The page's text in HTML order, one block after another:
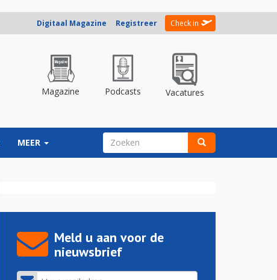
Digitaal Magazine Registreer Check in
Magazine Podcasts Vacatures
MEER ZOEKVELD
Meld u aan voor de
nieuwsbrief